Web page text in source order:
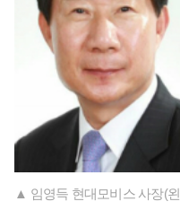
▲ 임영득 현대모비스 사장(